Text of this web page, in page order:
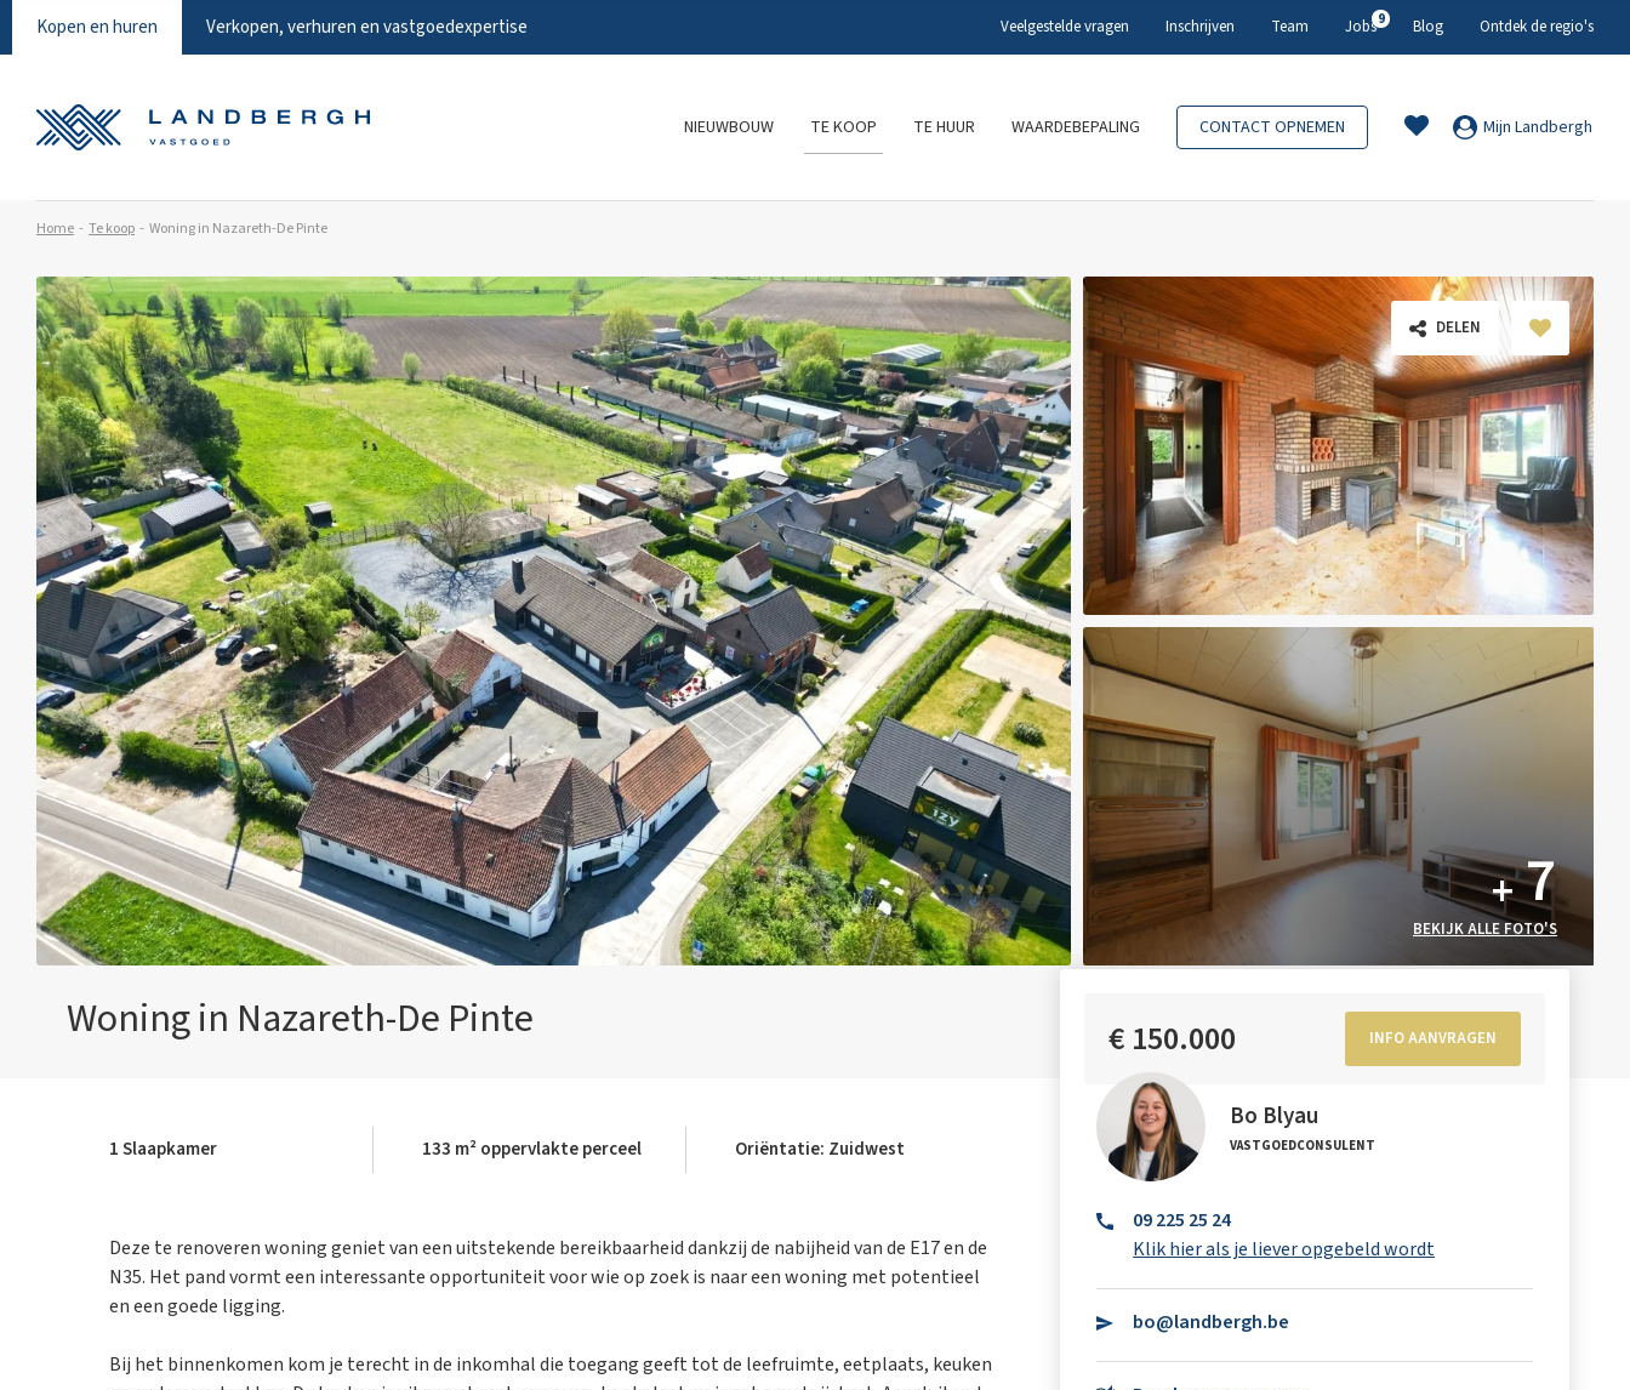
NIEUWBOUW TE KOOP TE HUUR WAARDEBEPALING CONTACT OPNEMEN Mijn Landbergh
Kopen en huren Verkopen, verhuren en vastgoedexpertise Veelgestelde vragen Inschrijven Team Jobs9 Blog Ontdek de regio's
Home Te koop Woning in Nazareth-De Pinte
+7
BEKIJK ALLE FOTO'S
DELEN
Woning in Nazareth-De Pinte € 150.000 INFO AANVRAGEN
Bo Blyau
VASTGOEDCONSULENT
09 225 25 24
Klik hier als je liever opgebeld wordt
bo@landbergh.be
1 Slaapkamer 133 m² oppervlakte perceel Oriëntatie: Zuidwest
Deze te renoveren woning geniet van een uitstekende bereikbaarheid dankzij de nabijheid van de E17 en de
N35. Het pand vormt een interessante opportuniteit voor wie op zoek is naar een woning met potentieel
en een goede ligging.
Bij het binnenkomen kom je terecht in de inkomhal die toegang geeft tot de leefruimte, eetplaats, keuken